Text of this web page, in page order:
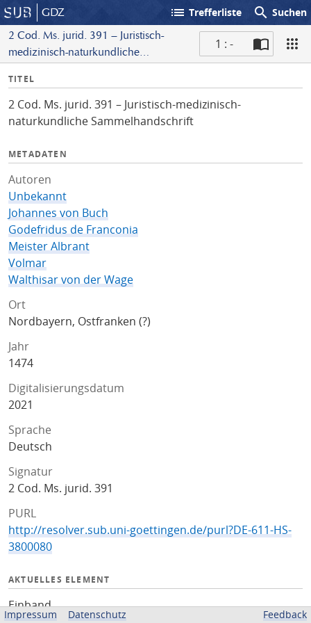
GDZ list Trefferliste search Suchen
2 Cod. Ms. jurid. 391 – Juristisch-
medizinisch-naturkundliche
1 : -
I
f
o
TITEL
2 Cod. Ms. jurid. 391 – Juristisch-medizinisch-
naturkundliche Sammelhandschrift
METADATEN
Autoren
Unbekannt
Johannes von Buch
Godefridus de Franconia
Meister Albrant
Volmar
Walthisar von der Wage
Ort
Nordbayern, Ostfranken (?)
Jahr
1474
Digitalisierungsdatum
2021
Sprache
Deutsch
Signatur
2 Cod. Ms. jurid. 391
PURL
http://resolver.sub.uni-goettingen.de/purl?DE-611-HS-
3800080
AKTUELLES ELEMENT
Einband
Impressum Datenschutz Feedback